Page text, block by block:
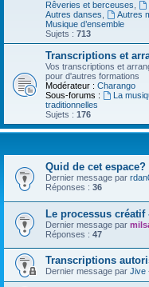
Rêveries et berceuses
Autres danses
Autres
Musique d’ensemble
Sujets : 713
Transcriptions et
Vos transcriptions et
pour d'autres formations
Modérateur : Charango
Sous-forums :
La
traditionnelles
Sujets : 176
Quid de cet espace?
Dernier message par
Réponses : 36
Le processus créatif
Dernier message par
Réponses : 47
Transcriptions
Dernier message par Jive